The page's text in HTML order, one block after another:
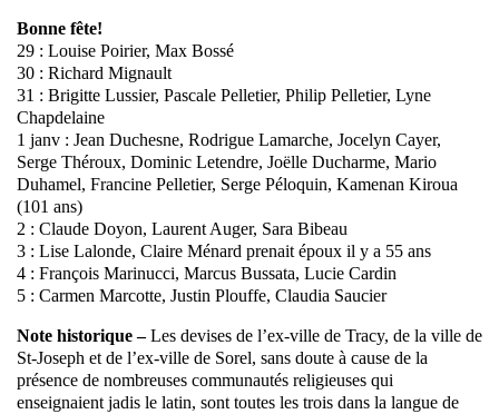
Bonne fête!
29 : Louise Poirier, Max Bossé
30 : Richard Mignault
31 : Brigitte Lussier, Pascale Pelletier, Philip Pelletier, Lyne
Chapdelaine
1 janv : Jean Duchesne, Rodrigue Lamarche, Jocelyn Cayer,
Serge Théroux, Dominic Letendre, Joëlle Ducharme, Mario
Duhamel, Francine Pelletier, Serge Péloquin, Kamenan Kiroua
(101 ans)
2 : Claude Doyon, Laurent Auger, Sara Bibeau
3 : Lise Lalonde, Claire Ménard prenait époux il y a 55 ans
4 : François Marinucci, Marcus Bussata, Lucie Cardin
5 : Carmen Marcotte, Justin Plouffe, Claudia Saucier
Note historique –Les devises de l’ex-ville de Tracy, de la ville de
St-Joseph et de l’ex-ville de Sorel, sans doute à cause de la
présence de nombreuses communautés religieuses qui
enseignaient jadis le latin, sont toutes les trois dans la langue de